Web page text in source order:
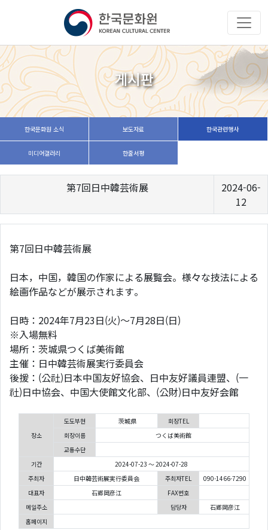
게시판
한국문화원 소식 보도자료 한국관련행사
미디어갤러리 한줄서평
第7回日中韓芸術展
2024-06-
12
第7回日中韓芸術展
日本，中国，韓国の作家による展覧会。様々な技法による
絵画作品などが展示されます。
日時：2024年7月23日(火)～7月28日(日)
※入場無料
場所：茨城県つくば美術館
主催：日中韓芸術展実行委員会
後援：(公社)日本中国友好協会、日中友好議員連盟、(一
社)日中協会、中国大使館文化部、(公財)日中友好会館
장소
도도부현 茨城県
회장TEL
회장이름
つくば美術館
교통수단
기간
2024-07-23 ～ 2024-07-28
주최자
日中韓芸術展実行委員会 주최자TEL
090-1466-7290
대표자
石郷岡彦江
FAX번호
메일주소
담당자
石郷岡彦江
홈페이지